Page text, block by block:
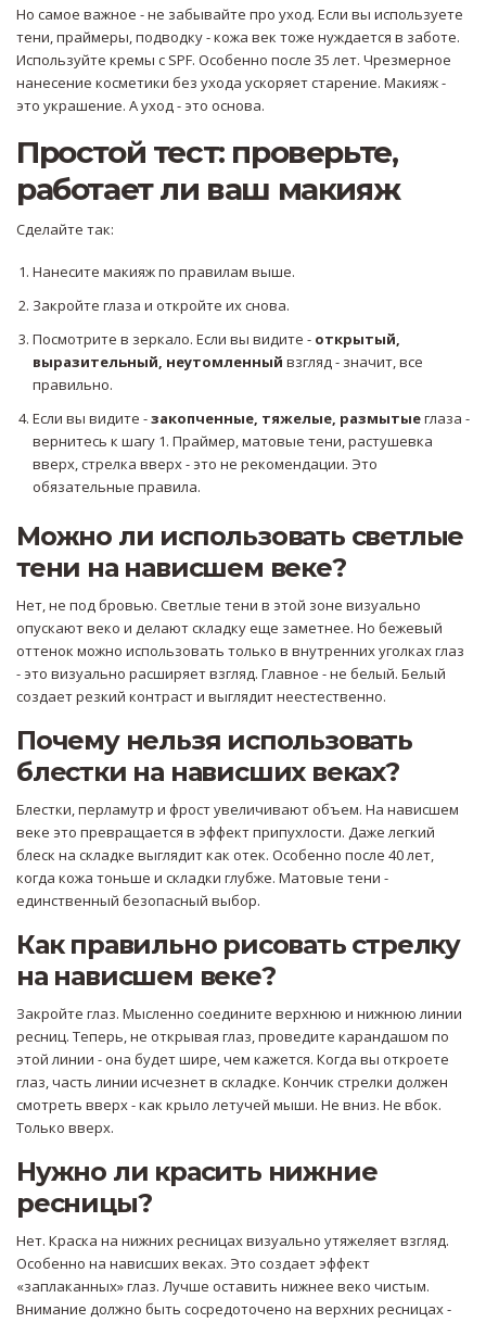
Но самое важное - не забывайте про уход. Если вы используете
тени, праймеры, подводку - кожа век тоже нуждается в заботе.
Используйте кремы с SPF. Особенно после 35 лет. Чрезмерное
нанесение косметики без ухода ускоряет старение. Макияж -
это украшение. А уход - это основа.
Простой тест: проверьте,
работает ли ваш макияж
Сделайте так:
Нанесите макияж по правилам выше.
Закройте глаза и откройте их снова.
Посмотрите в зеркало. Если вы видите - открытый,
выразительный, неутомленный взгляд - значит, все
правильно.
Если вы видите -закопченные, тяжелые, размытыеглаза -
вернитесь к шагу 1. Праймер, матовые тени, растушевка
вверх, стрелка вверх - это не рекомендации. Это
обязательные правила.
Можно ли использовать светлые
тени на нависшем веке?
Нет, не под бровью. Светлые тени в этой зоне визуально
опускают веко и делают складку еще заметнее. Но бежевый
оттенок можно использовать только в внутренних уголках глаз
- это визуально расширяет взгляд. Главное - не белый. Белый
создает резкий контраст и выглядит неестественно.
Почему нельзя использовать
блестки на нависших веках?
Блестки, перламутр и фрост увеличивают объем. На нависшем
веке это превращается в эффект припухлости. Даже легкий
блеск на складке выглядит как отек. Особенно после 40 лет,
когда кожа тоньше и складки глубже. Матовые тени -
единственный безопасный выбор.
Как правильно рисовать стрелку
на нависшем веке?
Закройте глаз. Мысленно соедините верхнюю и нижнюю линии
ресниц. Теперь, не открывая глаз, проведите карандашом по
этой линии - она будет шире, чем кажется. Когда вы откроете
глаз, часть линии исчезнет в складке. Кончик стрелки должен
смотреть вверх - как крыло летучей мыши. Не вниз. Не вбок.
Только вверх.
Нужно ли красить нижние
ресницы?
Нет. Краска на нижних ресницах визуально утяжеляет взгляд.
Особенно на нависших веках. Это создает эффект
«заплаканных» глаз. Лучше оставить нижнее веко чистым.
Внимание должно быть сосредоточено на верхних ресницах -